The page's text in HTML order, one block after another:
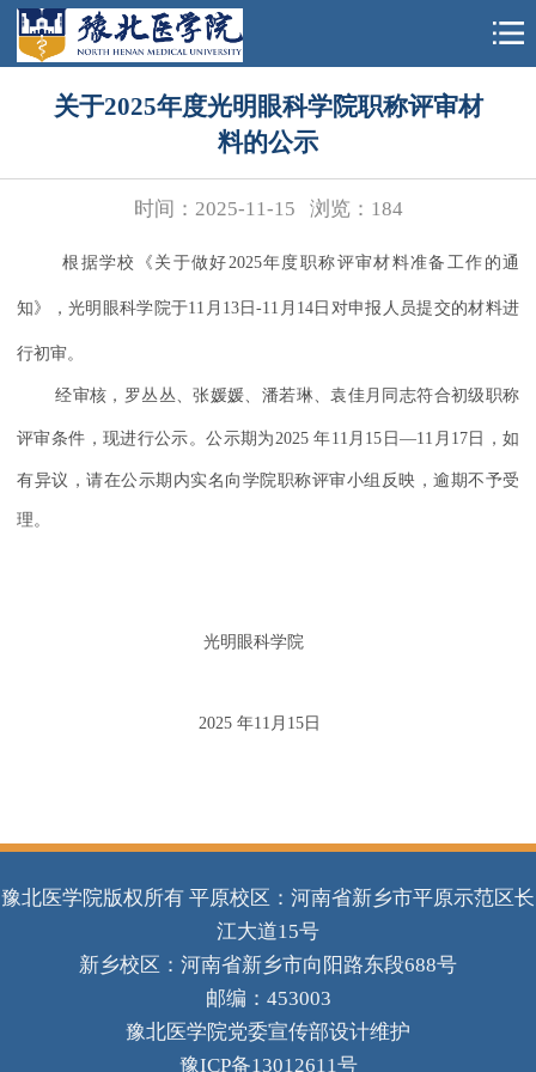
关于2025年度光明眼科学院职称评审材
料的公示
时间：2025-11-15 浏览： 184
根据学校《关于做好2025年度职称评审材料准备工作的通
知》，光明眼科学院于11月13日-11月14日对申报人员提交的材料进
行初审。
经审核 ，罗丛丛、张媛媛、潘若琳、袁佳月同志符合初级职称
评审条件，现进行公示。公示期为2025 年11 月 15 日—11 月 17日 ，如
有异议， 请在公示期内实名 向学院职称评审小组 反映，逾期不予受
理。
光明眼科学院
2025 年11 月 15 日
豫北医学院版权所有 平原校区：河南省新乡市平原示范区长
江大道15号
新乡校区：河南省新乡市向阳路东段688号
邮编：453003
豫北医学院党委宣传部设计维护
豫ICP备13012611号